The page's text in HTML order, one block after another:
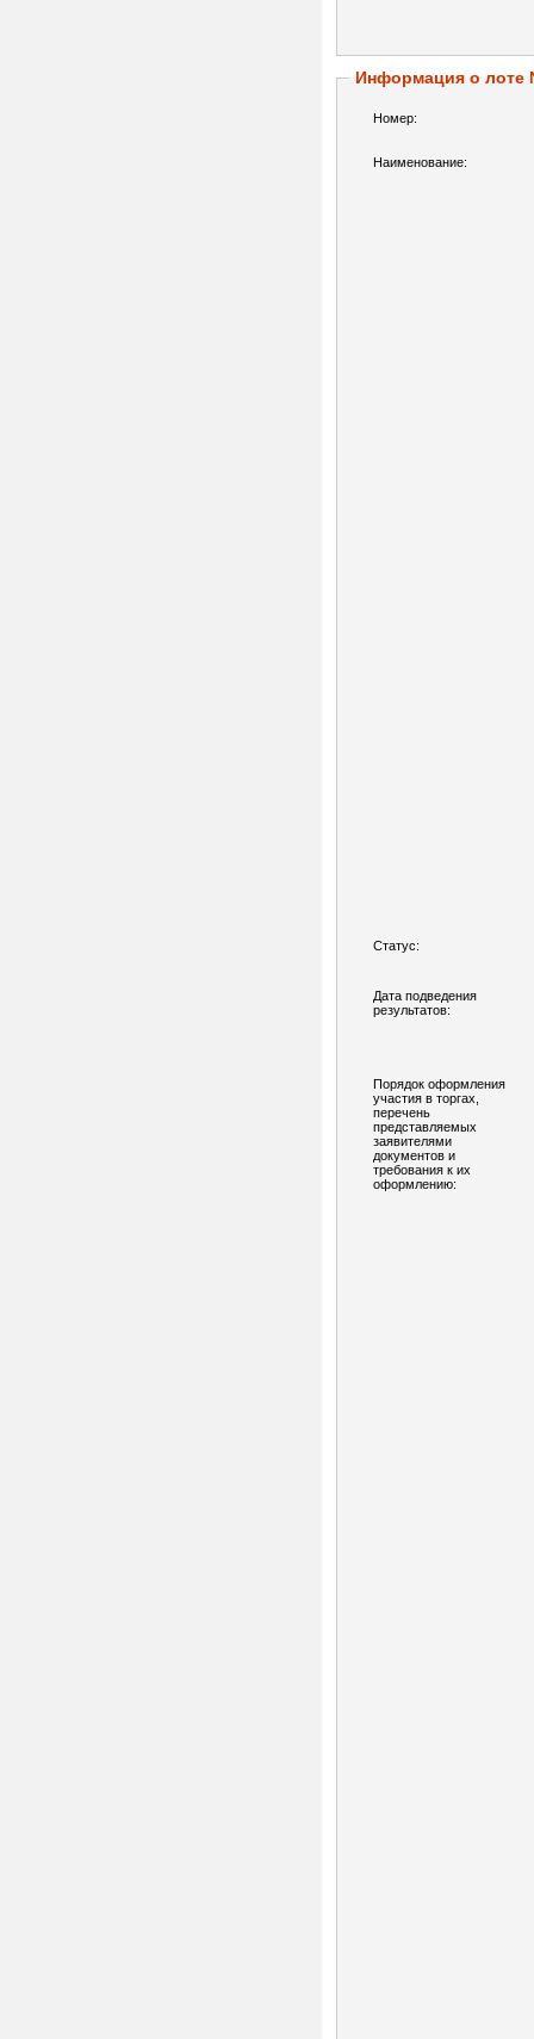
Информация о лоте
Номер:
Наименование:
Статус:
Дата подведения
результатов:
Порядок оформления
участия в торгах,
перечень
представляемых
заявителями
документов и
требования к их
оформлению: